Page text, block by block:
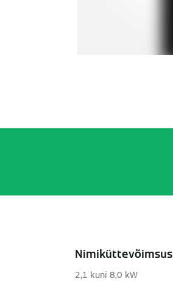
Nimiküttevõimsus
2,1 kuni 8,0 kW